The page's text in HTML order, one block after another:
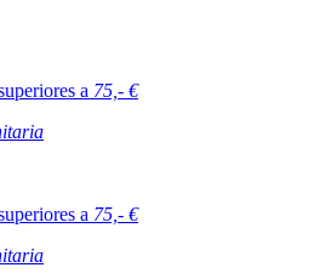
a 75,- €
a 75,- €